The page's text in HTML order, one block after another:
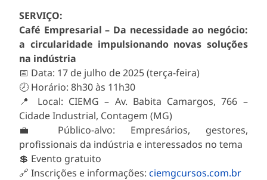
SERVIÇO:
Café Empresarial – Da necessidade ao negócio:
a circularidade impulsionando novas soluções
na indústria
📅 Data: 17 de julho de 2025 (terça-feira)
🕗 Horário: 8h30 às 11h30
📍 Local: CIEMG – Av. Babita Camargos, 766 –
Cidade Industrial, Contagem (MG)
💼 Público-alvo: Empresários, gestores,
profissionais da indústria e interessados no tema
💲 Evento gratuito
🔗 Inscrições e informações: ciemgcursos.com.br